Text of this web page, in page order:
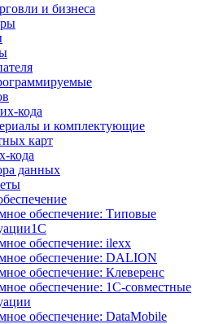
и бизнеса
кода
и комплектующие
карт
кода
данных
обеспечение: Типовые
обеспечение: ilexx
обеспечение: DALION
обеспечение: Клеверенс
обеспечение: 1С-совместные
обеспечение: DataMobile